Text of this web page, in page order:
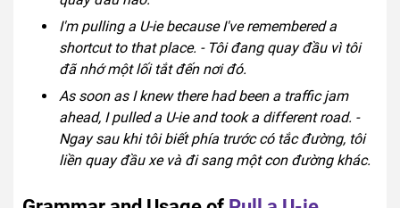
I'm pulling a U-ie because I've remembered a
shortcut to that place. - Tôi đang quay đầu vì tôi
đã nhớ một lối tắt đến nơi đó.
As soon as I knew there had been a traffic jam
ahead, I pulled a U-ie and took a different road. -
Ngay sau khi tôi biết phía trước có tắc đường, tôi
liền quay đầu xe và đi sang một con đường khác.